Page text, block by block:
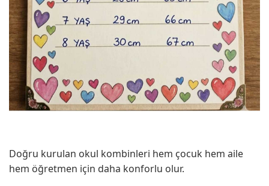
Doğru kurulan okul kombinleri hem çocuk hem aile
hem öğretmen için daha konforlu olur.